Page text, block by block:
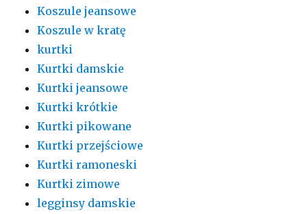
Koszule jeansowe
Koszule w kratę
kurtki
Kurtki damskie
Kurtki jeansowe
Kurtki krótkie
Kurtki pikowane
Kurtki przejściowe
Kurtki ramoneski
Kurtki zimowe
legginsy damskie